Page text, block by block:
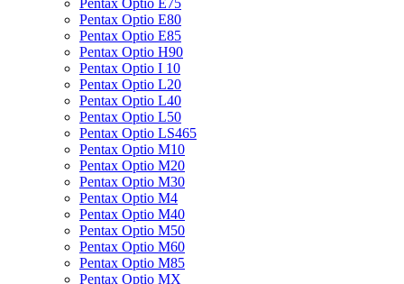
Pentax Optio E75
Pentax Optio E80
Pentax Optio E85
Pentax Optio H90
Pentax Optio I 10
Pentax Optio L20
Pentax Optio L40
Pentax Optio L50
Pentax Optio LS465
Pentax Optio M10
Pentax Optio M20
Pentax Optio M30
Pentax Optio M4
Pentax Optio M40
Pentax Optio M50
Pentax Optio M60
Pentax Optio M85
Pentax Optio MX